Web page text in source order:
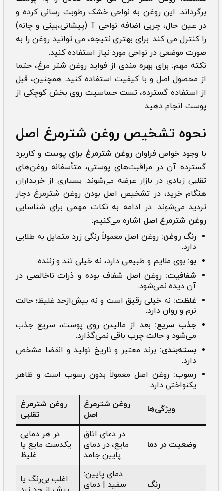
برگرداند. این روغن به نواحی خشک رطوبت رسانی کرده و
در عین حال، چربی اضافه نواحی T (پیشانی،بینی و چانه)
را کنترل می کند. برای بهتری نتیجه، می توانید روغن را به
صورت موضعی در نواحی مورد نیاز استفاده کنید.
نکته مهم: برای بهره مندی از فواید روغن شتر مرغ، حتما
از محصول اصل و با کیفیت استفاده کنید. همچنین، قبل
از استفاده گسترده، تست حساسیت روی بخش کوچکی از
پوست انجام دهید.
نحوه تشخیص روغن شترمرغ اصل
با وجود خواص فراوانروغن شترمرغ برای پوست و کاربرد
گسترده آن در مراقبت‌های پوستی، متأسفانه روغن‌های
تقلبی زیادی در بازار عرضه می‌شوند. بسیاری از خریداران
هنگام خرید، در تشخیص اصل بودن روغن شترمرغ دچار
تردید می‌شوند. در ادامه به نکات مهمی برای شناسایی
روغن شترمرغ اصل اشاره می‌کنیم:
رنگ روغن: روغن اصل معمولاً رنگی زرد متمایل به طلایی
دارد.
بو: بوی ملایم و طبیعی دارد، نه خیلی تند و زننده.
شفافیت: روغن اصل شفاف بوده و ذرات ناخالصی در
آن دیده نمی‌شود.
غلظت: نه خیلی رقیق است و نه بیش‌ازحد غلیظ؛ حالت
نرم و روان دارد.
جذب سریع: بعد از مالیدن روی پوست، سریع جذب
می‌شود و حالت چرب باقی نمی‌گذارد.
بسته‌بندی: برند معتبر و تاریخ تولید و انقضا مشخص
دارد.
رسوب: روغن اصل معمولاً بدون رسوب است و ظاهر
یکنواختی دارد.
ویژگی‌ها
روغن شترمرغ
اصل
روغن شترمرغ
تقلبی
وضعیت در دما
در دمای اتاق
مایع، در دمای
پایین جامد
در هر دمایی
یکدست مایع یا
غلیظ
رنگ
دمای پایین:
سفید | دمای
اغلب بی‌رنگ یا